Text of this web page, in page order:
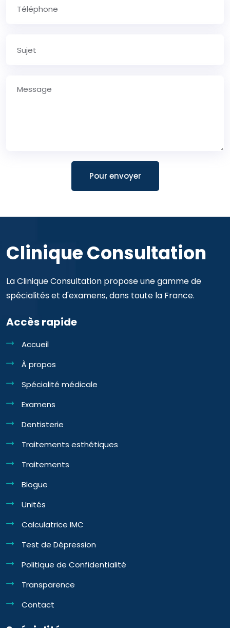
Pour envoyer
Clinique Consultation
La Clinique Consultation propose une gamme de
spécialités et d'examens, dans toute la France.
Accès rapide
Accueil
À propos
Spécialité médicale
Examens
Dentisterie
Traitements esthétiques
Traitements
Blogue
Unités
Calculatrice IMC
Test de Dépression
Politique de Confidentialité
Transparence
Contact